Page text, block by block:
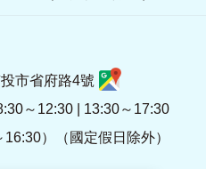
市省府路4號
～12:30 | 13:30～17:30
16:30）（國定假日除外）